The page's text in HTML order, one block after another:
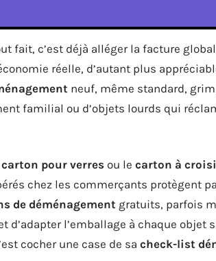
fait, c’est déjà alléger la facture
réelle, d’autant plus
neuf, même standard,
familial ou d’objets lourds qui
carton pour verres ou le carton à
chez les commerçants protègent
de déménagement gratuits, parfois
d’adapter l’emballage à chaque objet
cocher une case de sa check-list